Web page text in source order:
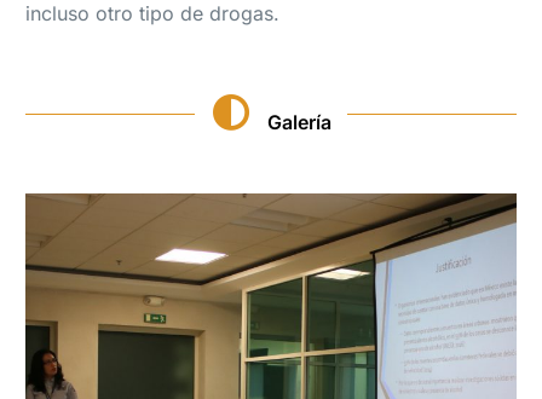
incluso otro tipo de drogas.
Galería